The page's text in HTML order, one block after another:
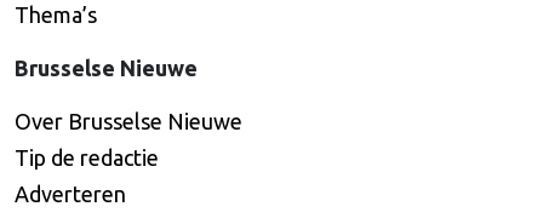
Thema’s
Brusselse Nieuwe
Over Brusselse Nieuwe
Tip de redactie
Adverteren